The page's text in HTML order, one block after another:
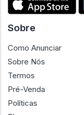
Sobre
Como Anunciar
Sobre Nós
Termos
Pré-Venda
Políticas